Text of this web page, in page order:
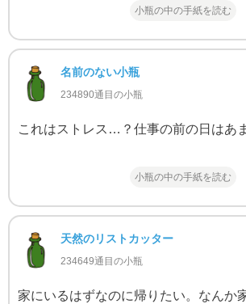
小瓶の中の手紙を読む
名前のない小瓶
234890通目の小瓶
これはストレス…？仕事の前の日はあ
小瓶の中の手紙を読む
天然のリストカッター
234649通目の小瓶
家にいるはずなのに帰りたい。なんか